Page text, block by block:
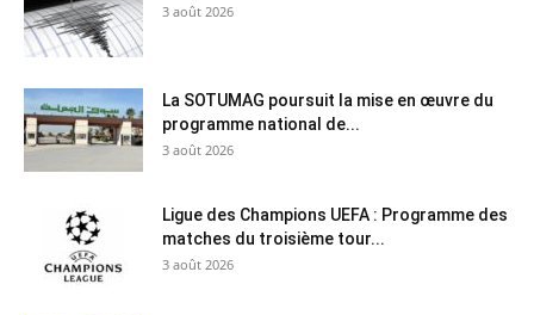
3 août 2026
La SOTUMAG poursuit la mise en œuvre du
programme national de...
3 août 2026
Ligue des Champions UEFA : Programme des
matches du troisième tour...
3 août 2026